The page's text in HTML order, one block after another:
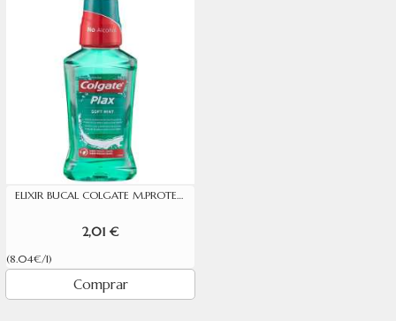
ELIXIR BUCAL COLGATE M.PROTECT 250 ML
2,01 €
(8.04€/l)
Comprar